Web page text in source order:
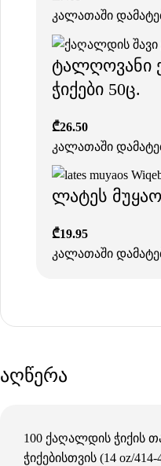
კალათაში
ტალღოვანი
ჭიქები 50ც.
₾26.50
კალათაში
ლატეს
₾19.95
კალათაში
აღწერა
100 ქაღალდის ჭიქის
ჭიქებისთვის (14 oz/414-